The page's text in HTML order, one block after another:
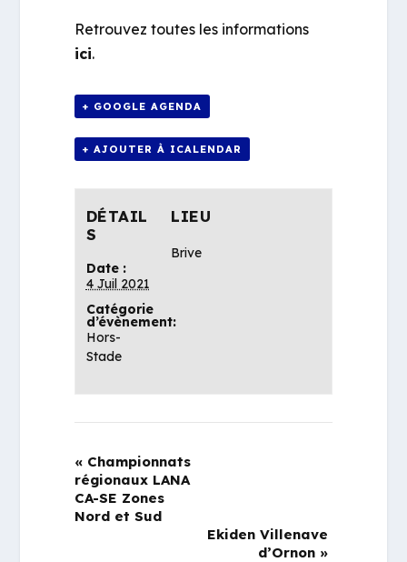
Retrouvez toutes les informations
ici.
+ GOOGLE AGENDA
+ AJOUTER À ICALENDAR
DÉTAIL
S
Date :
4 Juil 2021
Catégorie
d’évènement:
Hors-
Stade
LIEU
Brive
« Championnats
régionaux LANA
CA-SE Zones
Nord et Sud
Ekiden Villenave
d’Ornon »